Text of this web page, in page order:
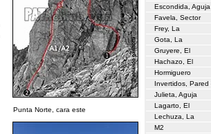
Punta Norte, cara este
Escondida, Aguja
Favela, Sector
Frey, La
Gota, La
Gruyere, El
Hachazo, El
Hormiguero
Invertidos, Pared
Julieta, Aguja
Lagarto, El
Lechuza, La
M2